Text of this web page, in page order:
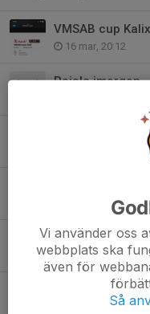
VMSAB cup Kalix
16 mar, 20:12
Pajala imorgon
Bortaturne till
5 dec 2025
Bortaturne till
5 nov 2025
Wallin Cup
29 okt 2025
Vi använder oss
webbplats ska
även för
Så